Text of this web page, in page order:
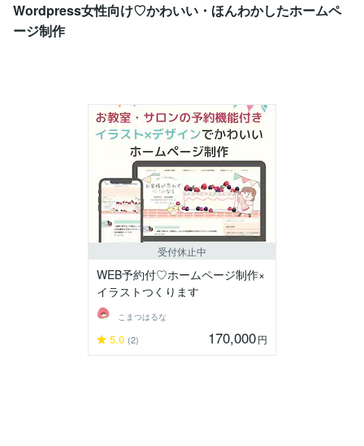
Wordpress女性向け♡かわいい・ほんわかしたホームペ
ージ制作
受付休止中
WEB予約付♡ホームページ制作×
イラストつくります
こまつはるな
5.0 (2) 170,000円